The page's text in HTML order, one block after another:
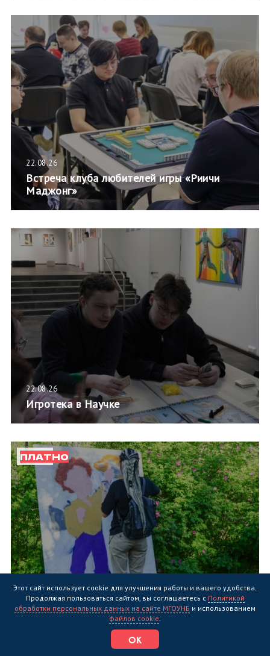
22.08.26
Встреча клуба любителей игры «Риичи
Маджонг»
22.08.26
Игротека в Научке
ПЛАТНО
22.08.26
Мастер-класс «Приключение Тома Сойера:
версия стрит-арт»
Этот сайт использует cookie для улучшения работы и вашего удобства.
Продолжая пользоваться сайтом, вы соглашаетесь с Политикой
обработки персональных данных на сайте МГОУНБ и использованием
файлов cookie.
ОК